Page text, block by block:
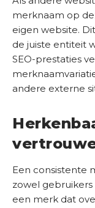
merknaam op
eigen website.
de juiste entiteit
SEO-prestaties
andere externe
Een consistente
zowel gebruikers
een merk dat